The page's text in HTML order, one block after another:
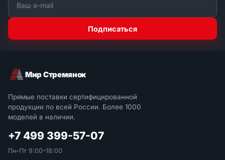
Подписаться
Мир Стремянок
Прямые поставки сертифицированной
продукции по всей России. Более 1000
моделей в наличии.
+7 499 399-57-07
Пн–Пт 9:00–18:00